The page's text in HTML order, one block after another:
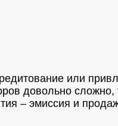
или
довольно сложно,
– эмиссия и